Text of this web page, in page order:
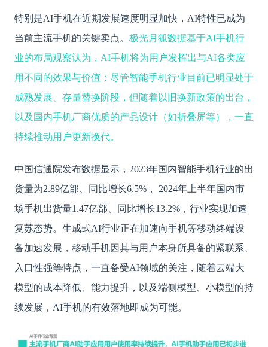
特别是AI手机在近期发展速度明显加快，AI特性已成为
当前主流手机的关键卖点。 极光月狐数据基于AI手机行
业的布局观察认为，AI手机将为用户发挥出与AI各类应
用不同的效果与价值；尽管智能手机行业目前已明显处于
成熟发展、存量替换阶段，但随着以旧换新政策的出台，
以及国内手机厂商优质的产品设计（如折叠屏等），一直
持续推动用户更新换代。
中国信通院发布数据显示， 2023年国内智能手机行业的出
货量为2.89亿部、同比增长6.5%， 2024年上半年国内市
场手机出货量1.47亿部、同比增长13.2%，行业实现加速
复苏态势。生成式AI行业正在加速向手机等移动终端设
备加速发展，移动手机因其与用户本身所具备的紧联系、
入口性强等特点，一直备受AI领域的关注，随着云端大
模型的成本降低、能力提升，以及端侧模型、小模型的持
续发展，AI手机的有效落地即成为可能。